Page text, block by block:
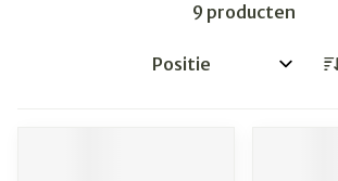
9 producten
Sorteer op: